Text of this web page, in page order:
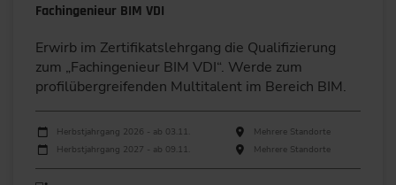
Fachingenieur BIM VDI
Erwirb im Zertifikatslehrgang die Qualifizierung
zum „Fachingenieur BIM VDI“. Werde zum
profilübergreifenden Multitalent im Bereich BIM.
Durchführungen
Veranstaltungsdatum Veranstaltungsort
Herbstjahrgang 2026 - ab 03.11.
Mehrere Standorte
Herbstjahrgang 2027 - ab 09.11.
Mehrere Standorte